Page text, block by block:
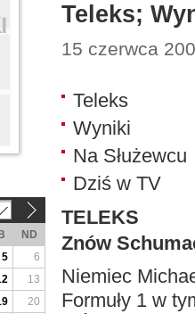
Teleks;
15 czerwca
Teleks
Wyniki
Na Służewcu
Dziś w TV
TELEKS
Znów
Niemiec
Formuły 1 w
ND
5
6
13
20